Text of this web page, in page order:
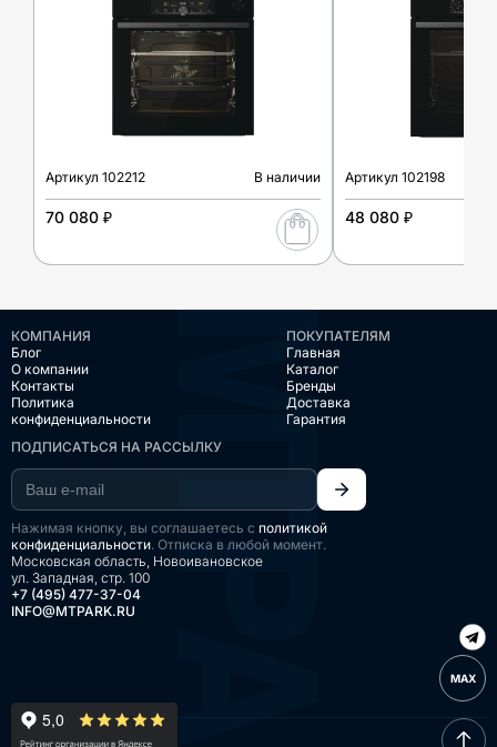
Артикул 102212 В наличии
70 080 ₽
Артикул 102198
48 080 ₽
КОМПАНИЯ
Блог
О компании
Контакты
Политика
конфиденциальности
ПОКУПАТЕЛЯМ
Главная
Каталог
Бренды
Доставка
Гарантия
ПОДПИСАТЬСЯ НА РАССЫЛКУ
Нажимая кнопку, вы соглашаетесь с политикой
конфиденциальности. Отписка в любой момент.
Московская область, Новоивановское
ул. Западная, стр. 100
+7 (495) 477-37-04
INFO@MTPARK.RU
MAX